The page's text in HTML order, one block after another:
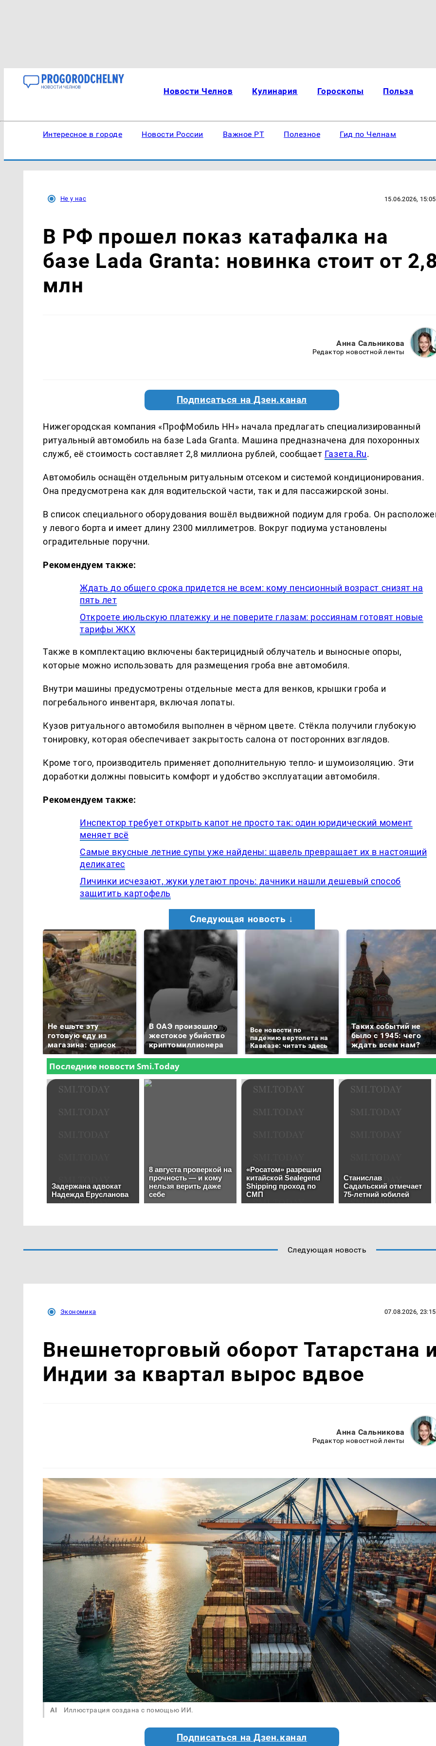
Новости Челнов Кулинария Гороскопы Польза
Интересное в городе Новости России Важное РТ Полезное Гид по Челнам
Не у нас 15.06.2026, 15:05
В РФ прошел показ катафалка на
базе Lada Granta: новинка стоит от
млн
Анна Сальникова
Редактор новостной ленты
Подписаться на Дзен.канал
Нижегородская компания «ПрофМобиль НН» начала предлагать специализированный
ритуальный автомобиль на базе Lada Granta. Машина предназначена для похоронных
служб, её стоимость составляет 2,8 миллиона рублей, сообщает Газета.Ru.
Автомобиль оснащён отдельным ритуальным отсеком и системой кондиционирования.
Она предусмотрена как для водительской части, так и для пассажирской зоны.
В список специального оборудования вошёл выдвижной подиум для гроба. Он
у левого борта и имеет длину 2300 миллиметров. Вокруг подиума установлены
оградительные поручни.
Рекомендуем также:
Ждать до общего срока придется не всем: кому пенсионный возраст снизят на
пять лет
Откроете июльскую платежку и не поверите глазам: россиянам готовят новые
тарифы ЖКХ
Также в комплектацию включены бактерицидный облучатель и выносные опоры,
которые можно использовать для размещения гроба вне автомобиля.
Внутри машины предусмотрены отдельные места для венков, крышки гроба и
погребального инвентаря, включая лопаты.
Кузов ритуального автомобиля выполнен в чёрном цвете. Стёкла получили глубокую
тонировку, которая обеспечивает закрытость салона от посторонних взглядов.
Кроме того, производитель применяет дополнительную тепло- и шумоизоляцию. Эти
доработки должны повысить комфорт и удобство эксплуатации автомобиля.
Рекомендуем также:
Инспектор требует открыть капот не просто так: один юридический момент
меняет всё
Самые вкусные летние супы уже найдены: щавель превращает их в настоящий
деликатес
Личинки исчезают, жуки улетают прочь: дачники нашли дешевый способ
защитить картофель
Следующая новость ↓
Не ешьте эту
готовую еду из
магазина: список
В ОАЭ произошло
жестокое убийство
криптомиллионера
Все новости по
падению вертолета на
Кавказе: читать здесь
Таких событий не
было с 1945: чего
ждать всем нам?
Следующая новость
Экономика 07.08.2026, 23:15
Внешнеторговый оборот Татарстана и
Индии за квартал вырос вдвое
Анна Сальникова
Редактор новостной ленты
AI Иллюстрация создана с помощью ИИ.
Подписаться на Дзен.канал